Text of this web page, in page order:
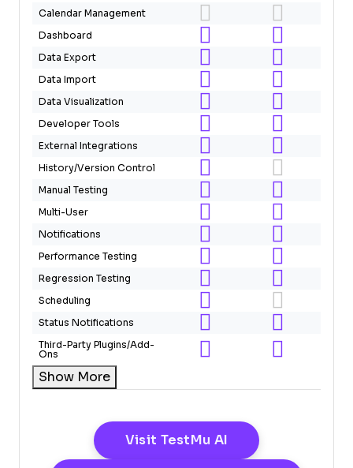
Calendar Management
Dashboard
Data Export
Data Import
Data Visualization
Developer Tools
External Integrations
History/Version Control
Manual Testing
Multi-User
Notifications
Performance Testing
Regression Testing
Scheduling
Status Notifications
Third-Party Plugins/Add-
Ons
Show More
Visit TestMu AI Opens New